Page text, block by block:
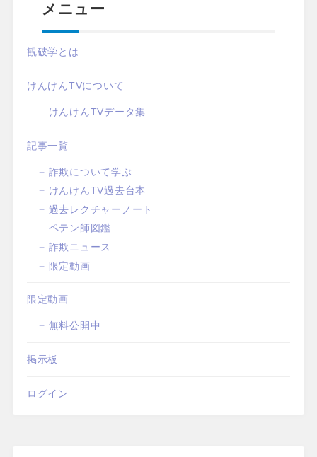
メニュー
観破学とは
けんけんTVについて
けんけんTVデータ集
記事一覧
詐欺について学ぶ
けんけんTV過去台本
過去レクチャーノート
ペテン師図鑑
詐欺ニュース
限定動画
限定動画
無料公開中
掲示板
ログイン